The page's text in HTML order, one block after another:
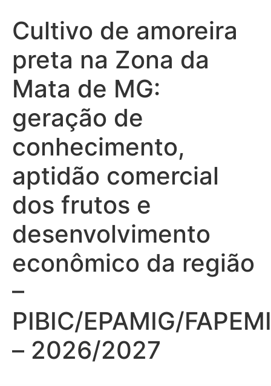
Cultivo de amoreira
preta na Zona da
Mata de MG:
geração de
conhecimento,
aptidão comercial
dos frutos e
desenvolvimento
econômico da região
–
PIBIC/EPAMIG/
– 2026/2027